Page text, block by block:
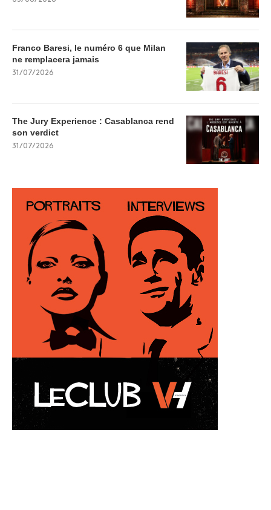
Franco Baresi, le numéro 6 que Milan
ne remplacera jamais
31/07/2026
The Jury Experience : Casablanca rend
son verdict
31/07/2026